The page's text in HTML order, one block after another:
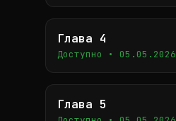
Глава 4
Доступно • 05.05.2026
Глава 5